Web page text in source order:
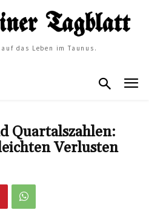
das Leben im Taunus.
Quartalszahlen:
Verlusten